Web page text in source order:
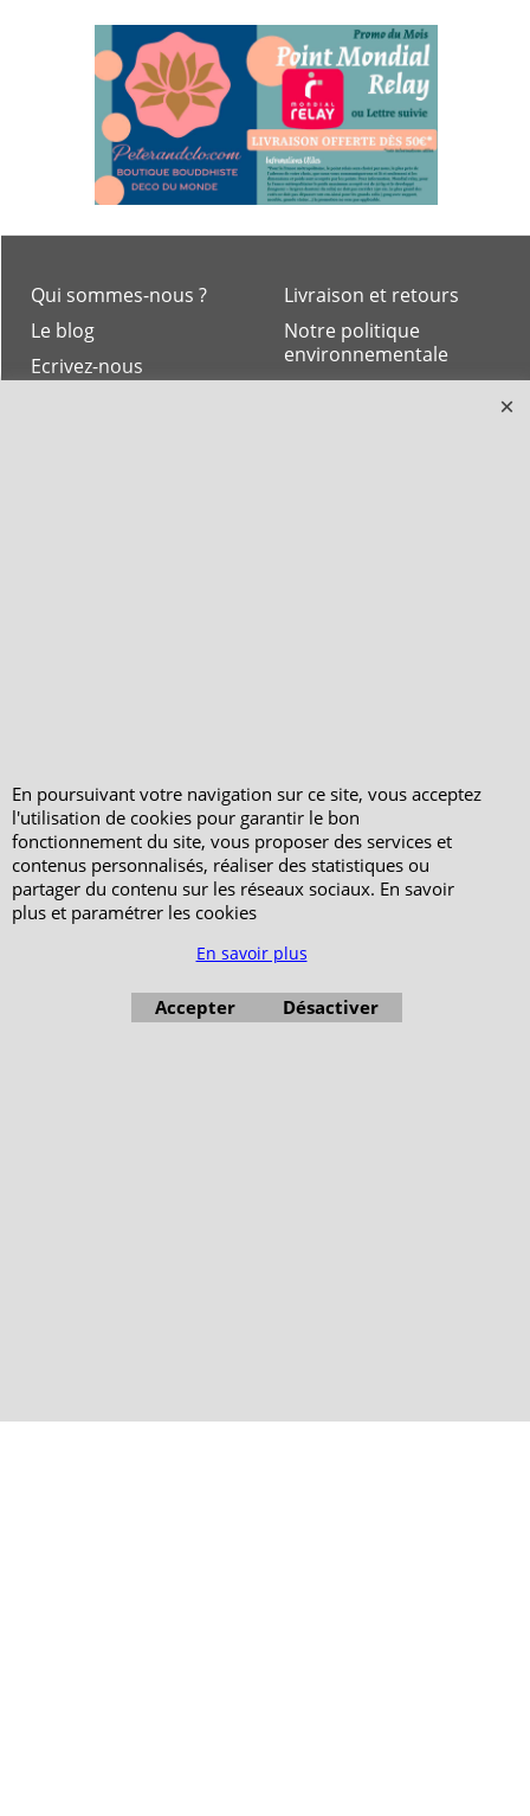
Livraison et retours
Notre politique
environnementale
Qui sommes-nous ?
Le blog
Ecrivez-nous
En poursuivant votre navigation sur ce site, vous acceptez
l'utilisation de cookies pour garantir le bon
fonctionnement du site, vous proposer des services et
contenus personnalisés, réaliser des statistiques ou
partager du contenu sur les réseaux sociaux. En savoir
plus et paramétrer les cookies
En savoir plus
Accepter Désactiver